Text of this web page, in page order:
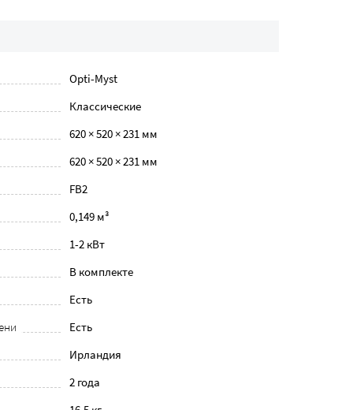
Opti-Myst
Классические
620 × 520 × 231 мм
620 × 520 × 231 мм
FB2
0,149 м³
1-2 кВт
В комплекте
Есть
Есть
Ирландия
2 года